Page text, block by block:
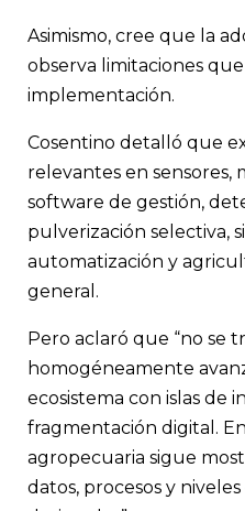
Asimismo, cree que la
observa limitaciones
implementación.
Cosentino detalló que
relevantes en sensores,
software de gestión,
pulverización selectiva,
automatización y
general.
Pero aclaró que “no se
homogéneamente
ecosistema con islas de
fragmentación digital.
agropecuaria sigue
datos, procesos y